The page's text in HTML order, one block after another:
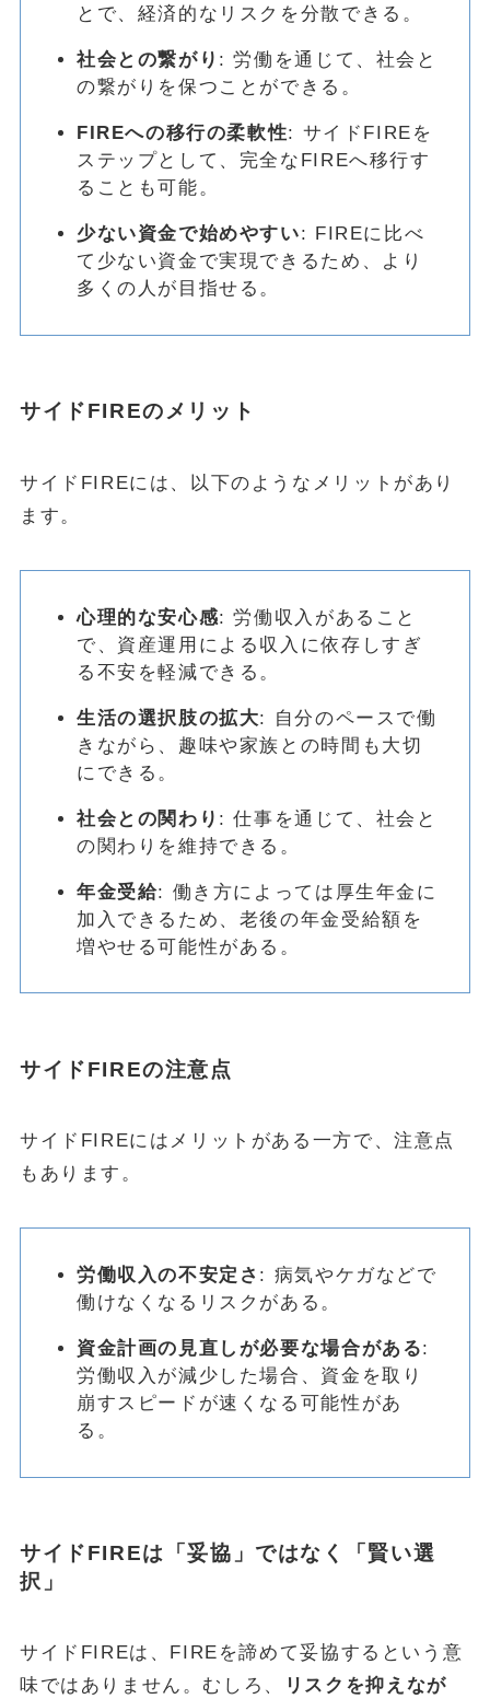
とで、経済的なリスクを分散できる。
社会との繋がり : 労働を通じて、社会と
の繋がりを保つことができる。
FIREへの移行の柔軟性: サイドFIREを
ステップとして、完全なFIREへ移行す
ることも可能。
少ない資金で始めやすい: FIREに比べ
て少ない資金で実現できるため、より
多くの人が目指せる。
サイドFIREのメリット
サイドFIREには、以下のようなメリットがあり
ます。
心理的な安心感: 労働収入があること
で、資産運用による収入に依存しすぎ
る不安を軽減できる。
生活の選択肢の拡大: 自分のペースで働
きながら、趣味や家族との時間も大切
にできる。
社会との関わり : 仕事を通じて、社会と
の関わりを維持できる。
年金受給: 働き方によっては厚生年金に
加入できるため、老後の年金受給額を
増やせる可能性がある。
サイドFIREの注意点
サイドFIREにはメリットがある一方で、注意点
もあります。
労働収入の不安定さ : 病気やケガなどで
働けなくなるリスクがある。
資金計画の見直しが必要な場合がある:
労働収入が減少した場合、資金を取り
崩すスピードが速くなる可能性があ
る。
サイドFIREは「妥協」ではなく「賢い選
択」
サイドFIREは、FIREを諦めて妥協するという意
味ではありません。むしろ、
リスクを抑えなが